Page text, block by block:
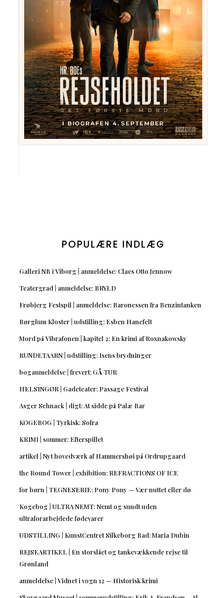
POPULÆRE INDLÆG
Galleri NB i Viborg | anmeldelse: Claes Otto Jennow
Teatergrad | anmeldelse: BRYLD
Frøbjerg Festspil | anmeldelse: Baronessen fra Benzintanken
Børglum Kloster | udstilling: Esben Hanefelt
Mord på Vibrafonen | kapitel 2: En krimi af Roxnakowsky
RUNDETAARN | udstilling: Isens brydninger
boganmeldelse | frevert: GÅ TUR
HELSINGØR | Gadeteater: Passage Festival
Asger Schnack | digt: At sidde på Palæ Bar
KOGEBOG | Tyrkisk: Sofra
KRIMI | sommer: Efterspillet
artikel | Nyt hovedværk af Hammershøi på Ordrupgaard
the Round Tower | exhibition: REFRACTIONS OF ICE
for børn | TEGNESERIE: Pony Pony — Vær nuttet eller dø
Kogebog | ULTRA NEMT: Nemt og sundt uden
ultraforarbejdede fødevarer
UDSTILLING | KunstCentret Silkeborg Bad: Maria Dubin
REJSEARTIKEL | En storslået og tankevækkende rejse til
Grønland
anmeldelse | Vidnet i vogn 12 — Historisk krimi